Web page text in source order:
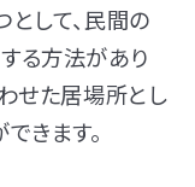
ップ
して、民間の
る方法があり
せた居場所とし
きます。